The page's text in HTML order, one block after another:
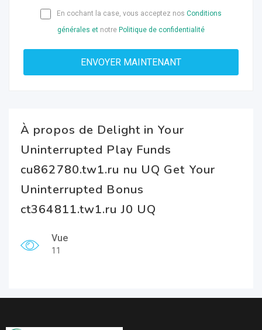
En cochant la case, vous acceptez nos Conditions
générales et notre Politique de confidentialité
À propos de Delight in Your
Uninterrupted Play Funds
cu862780.tw1.ru nu UQ Get Your
Uninterrupted Bonus
ct364811.tw1.ru J0 UQ
Vue
11